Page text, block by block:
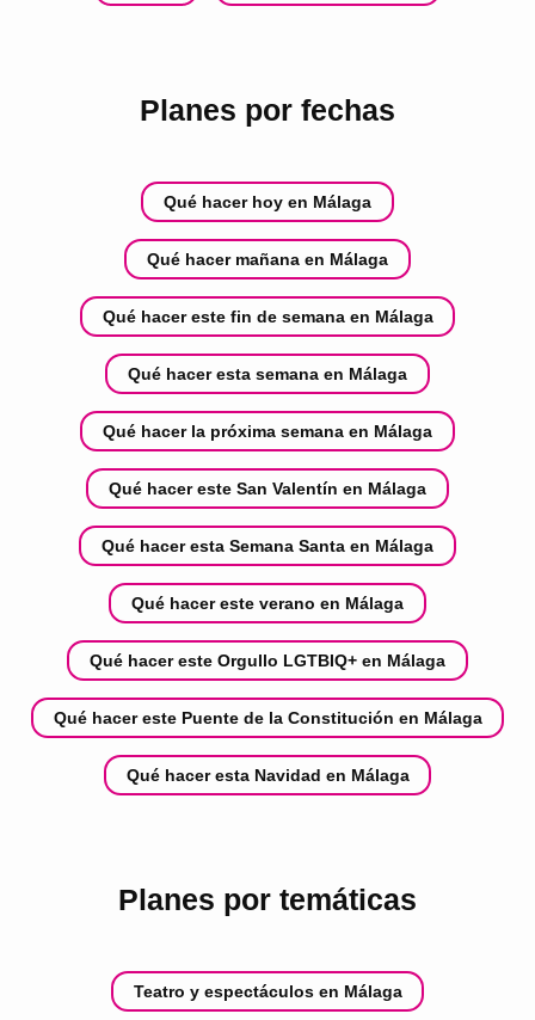
Planes por fechas
Qué hacer hoy en Málaga
Qué hacer mañana en Málaga
Qué hacer este fin de semana en Málaga
Qué hacer esta semana en Málaga
Qué hacer la próxima semana en Málaga
Qué hacer este San Valentín en Málaga
Qué hacer esta Semana Santa en Málaga
Qué hacer este verano en Málaga
Qué hacer este Orgullo LGTBIQ+ en Málaga
Qué hacer este Puente de la Constitución en Málaga
Qué hacer esta Navidad en Málaga
Planes por temáticas
Teatro y espectáculos en Málaga